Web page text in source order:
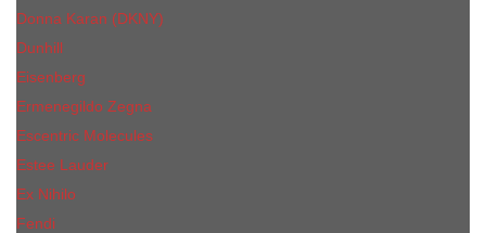
Donna Karan (DKNY)
Dunhill
Eisenberg
Ermenegildo Zegna
Escentric Molecules
Еsteе Lаudеr
Ex Nihilo
Fendi